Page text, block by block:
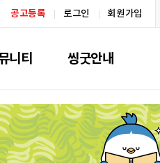
공고등록 로그인 회원가입
니티 씽굿안내